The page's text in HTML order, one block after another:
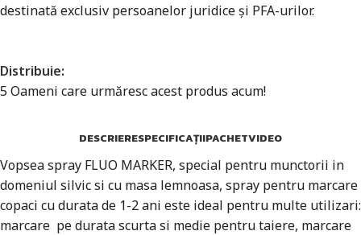
destinată exclusiv persoanelor juridice și PFA-urilor.
Distribuie:
5 Oameni care urmăresc acest produs acum!
DESCRIERESPECIFICAȚIIPACHETVIDEO
Vopsea spray FLUO MARKER, special pentru munctorii in
domeniul silvic si cu masa lemnoasa, spray pentru marcare
copaci cu durata de 1-2 ani este ideal pentru multe utilizari:
marcare pe durata scurta si medie pentru taiere, marcare